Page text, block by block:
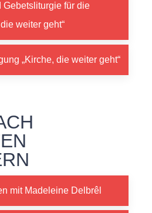
für die
weiter geht“
„Kirche, die weiter geht“
mit Madeleine Delbrêl